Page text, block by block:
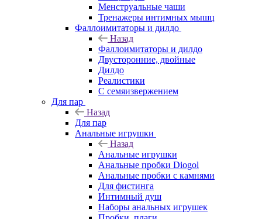
Менструальные чаши
Тренажеры интимных мышц
Фаллоимитаторы и дилдо
Назад
Фаллоимитаторы и дилдо
Двусторонние, двойные
Дилдо
Реалистики
С семяизвержением
Для пар
Назад
Для пар
Анальные игрушки
Назад
Анальные игрушки
Анальные пробки Diogol
Анальные пробки с камнями
Для фистинга
Интимный душ
Наборы анальных игрушек